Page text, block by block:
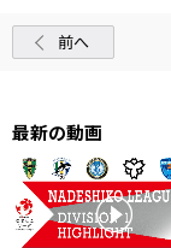
前へ
最新の動画